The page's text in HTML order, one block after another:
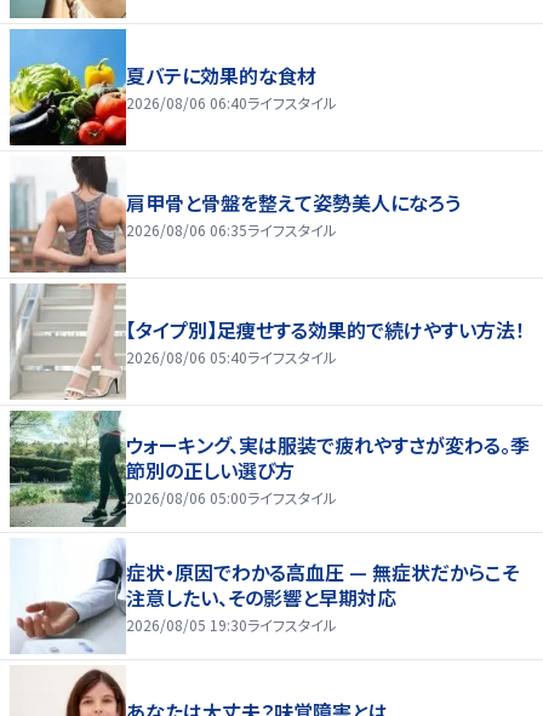
夏バテに効果的な食材
2026/08/06 06:40ライフスタイル
肩甲骨と骨盤を整えて姿勢美人になろう
2026/08/06 06:35ライフスタイル
【タイプ別】足痩せする効果的で続けやすい方法！
2026/08/06 05:40ライフスタイル
ウォーキング、実は服装で疲れやすさが変わる。季
節別の正しい選び方
2026/08/06 05:00ライフスタイル
症状・原因でわかる高血圧 — 無症状だからこそ
注意したい、その影響と早期対応
2026/08/05 19:30ライフスタイル